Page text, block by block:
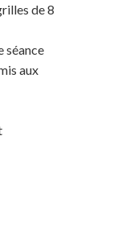
de 8
séance
aux